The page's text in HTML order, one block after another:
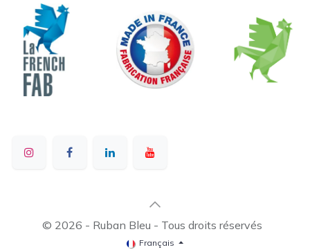
© 2026 - Ruban Bleu - Tous droits réservés
Français